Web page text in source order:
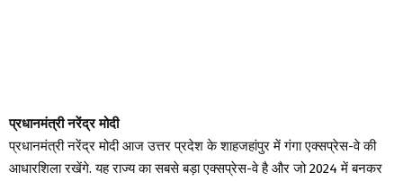
प्रधानमंत्री नरेंद्र मोदी
प्रधानमंत्री नरेंद्र मोदी आज उत्तर प्रदेश के शाहजहांपुर में गंगा एक्सप्रेस-वे की
आधारशिला रखेंगे. यह राज्य का सबसे बड़ा एक्सप्रेस-वे है और जो 2024 में बनकर